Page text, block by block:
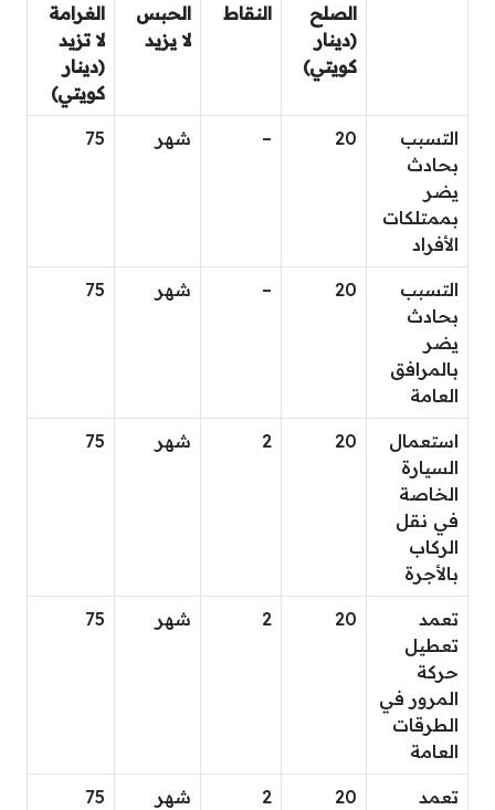
الصلح
(دينار
كويتي)
النقاط
الحبس
لا يزيد
الغرامة
لا تزيد
(دينار
كويتي)
التسبب
بحادث
يضر
بممتلكات
الأفراد
20
– شهر 75
التسبب
بحادث
يضر
بالمرافق
العامة
20
– شهر 75
استعمال
السيارة
الخاصة
في نقل
الركاب
بالأجرة
20
2 شهر 75
تعمد
تعطيل
حركة
المرور في
الطرقات
العامة
20
2 شهر 75
تعمد
20
2 شهر 75